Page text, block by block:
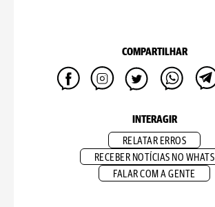
COMPARTILHAR
INTERAGIR
RELATAR ERROS
RECEBER NOTÍCIAS NO WHATS
FALAR COM A GENTE